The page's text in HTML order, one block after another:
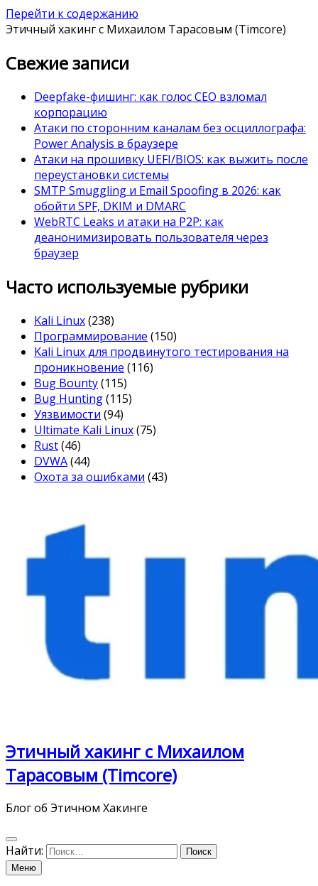
Перейти к содержанию
Этичный хакинг с Михаилом Тарасовым (Timcore)
Свежие записи
Deepfake-фишинг: как голос CEO взломал
корпорацию
Атаки по сторонним каналам без осциллографа:
Power Analysis в браузере
Атаки на прошивку UEFI/BIOS: как выжить после
переустановки системы
SMTP Smuggling и Email Spoofing в 2026: как
обойти SPF, DKIM и DMARC
WebRTC Leaks и атаки на P2P: как
деанонимизировать пользователя через
браузер
Часто используемые рубрики
Kali Linux(238)
Программирование (150)
Kali Linux для продвинутого тестирования на
проникновение (116)
Bug Bounty(115)
Bug Hunting(115)
Уязвимости (94)
Ultimate Kali Linux(75)
Rust(46)
DVWA(44)
Охота за ошибками (43)
Этичный хакинг с Михаилом
Тарасовым (Timcore)
Блог об Этичном Хакинге
Найти:
Меню